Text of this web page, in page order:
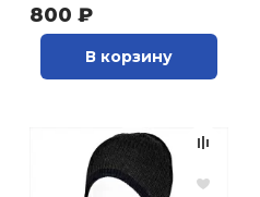
800 ₽
В корзину